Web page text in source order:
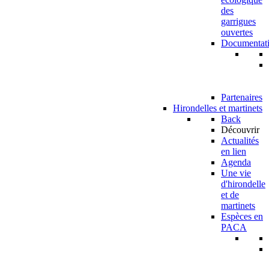
des
garrigues
ouvertes
Partenaires
Hirondelles et martinets
Back
Découvrir
Actualités
en lien
Agenda
Une vie
d'hirondelle
et de
martinets
Espèces en
PACA